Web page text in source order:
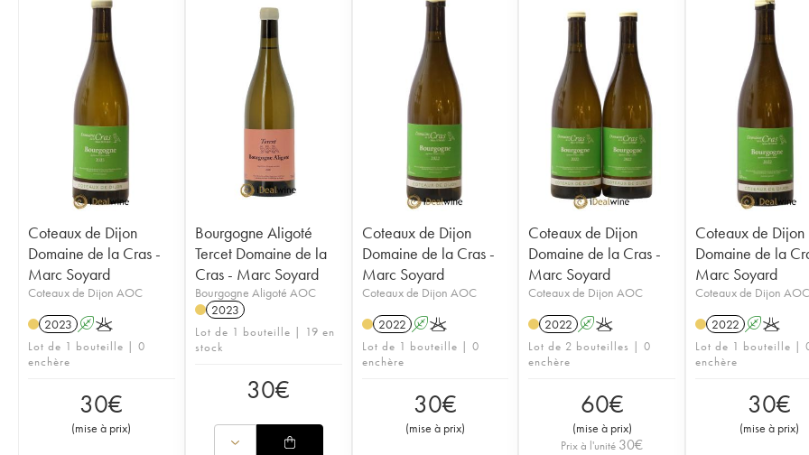
Coteaux de Dijon
Domaine de la Cras -
Marc Soyard
Coteaux de Dijon AOC
2023 AK
Lot de 1 bouteille | 0
enchère
30€
(mise à prix)
Bourgogne Aligoté
Tercet Domaine de la
Cras - Marc Soyard
Bourgogne Aligoté AOC
2023
Lot de 1 bouteille | 19 en
stock
30€
Coteaux de Dijon
Domaine de la Cras -
Marc Soyard
Coteaux de Dijon AOC
2022 AK
Lot de 1 bouteille | 0
enchère
30€
(mise à prix)
Coteaux de Dijon
Domaine de la Cras -
Marc Soyard
Coteaux de Dijon AOC
2022 AK
Lot de 2 bouteilles | 0
enchère
60€
(mise à prix)
Prix à l'unité 30€
Coteaux de Dijon
Domaine de la
Marc Soyard
Coteaux de Dijon
2022 AK
Lot de 1 bouteille |
enchère
30€
(mise à prix)